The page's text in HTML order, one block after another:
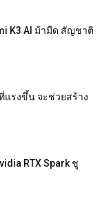
K3 AI ม้ามืด สัญชาติ
แรงขึ้น จะช่วยสร้าง
RTX Spark ชู